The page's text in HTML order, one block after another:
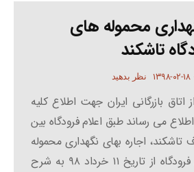
محموله های
تاشکند
۱۳۹۸-۰۲-۱۸ نظر بدهید
بازرگانی ایران جهت اطلاع کلیه
می رساند طبق اعلام فرودگاه بین
تاشکند، اجاره بهای نگهداری محموله
های تجاری در این فرودگاه از تاریخ ۱۱ خرداد ۹۸ به شرح